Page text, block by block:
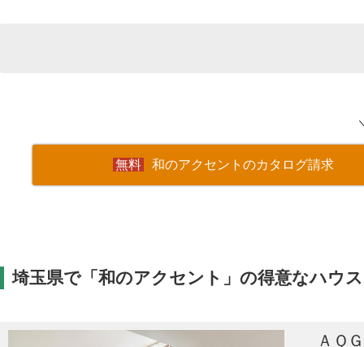
和のアクセントのカタログ請求
埼玉県で「和のアクセント」の得意なハウ
ＡＱ